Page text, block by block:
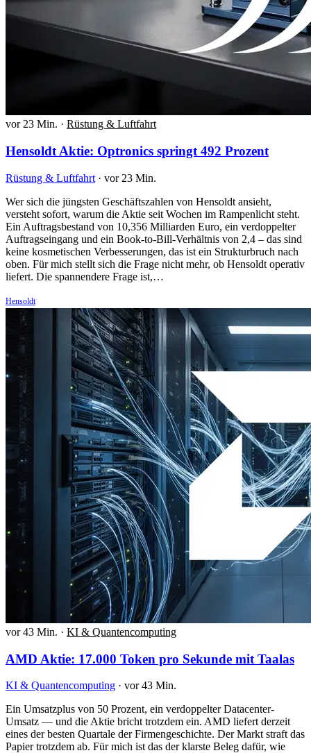
vor 23 Min. · Rüstung & Luftfahrt
Hensoldt Aktie: Optronics springt 492 Prozent
Rüstung & Luftfahrt · vor 23 Min.
Wer sich die jüngsten Geschäftszahlen von Hensoldt ansieht,
versteht sofort, warum die Aktie seit Wochen im Rampenlicht steht.
Ein Auftragsbestand von 10,356 Milliarden Euro, ein verdoppelter
Auftragseingang und ein Book-to-Bill-Verhältnis von 2,4 – das sind
keine kosmetischen Verbesserungen, das ist ein Strukturbruch nach
oben. Für mich stellt sich die Frage nicht mehr, ob Hensoldt operativ
liefert. Die spannendere Frage ist,…
Hensoldt
vor 43 Min. · KI & Quantencomputing
AMD Aktie: 17.000 Token pro Sekunde mit Taalas
KI & Quantencomputing · vor 43 Min.
Ein Umsatzplus von 50 Prozent, ein verdoppelter Datacenter-
Umsatz — und die Aktie bricht trotzdem ein. AMD liefert derzeit
eines der besten Quartale der Firmengeschichte. Der Markt straft das
Papier trotzdem ab. Für mich ist das der klarste Beleg dafür, wie